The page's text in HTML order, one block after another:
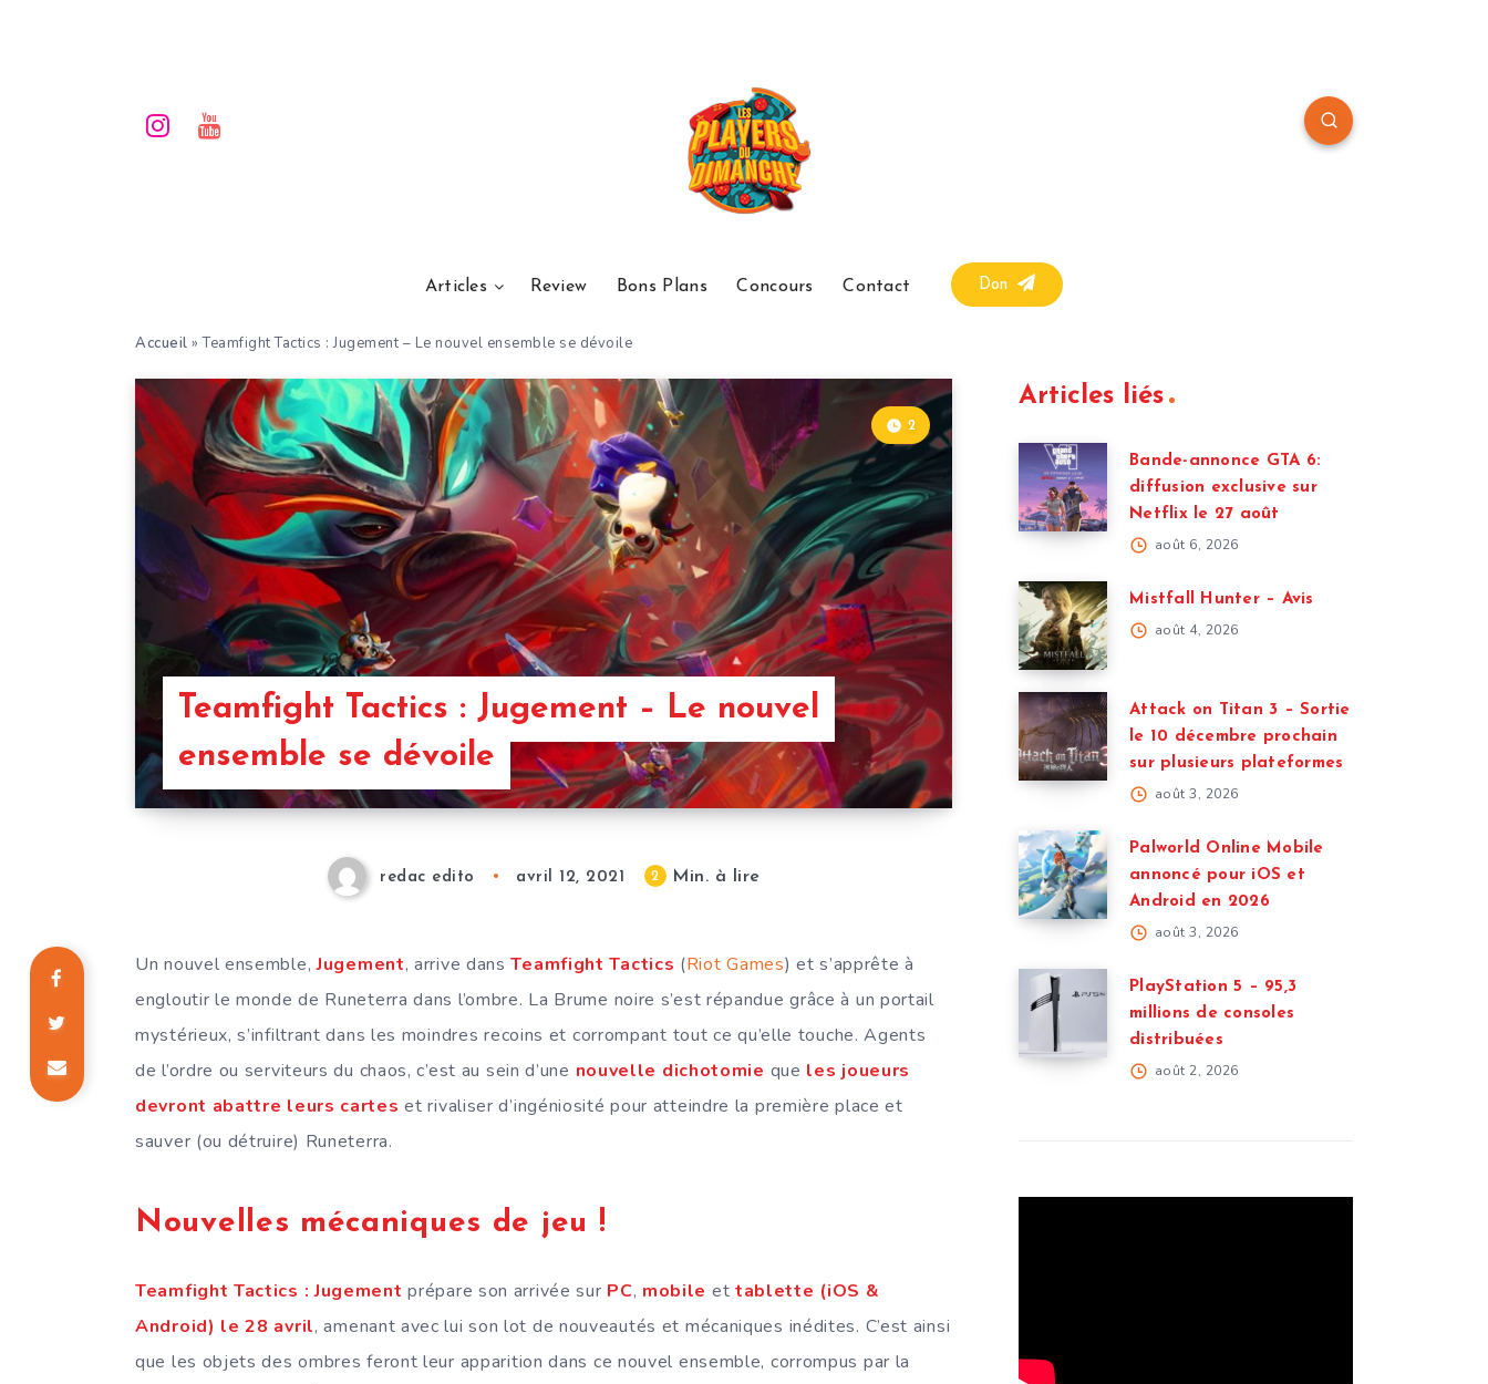
Articles Review Bons Plans Concours Contact Don
Accueil »Teamfight Tactics : Jugement – Le nouvel ensemble se dévoile
Teamfight Tactics : Jugement – Le nouvel
ensemble se dévoile
2
redac edito avril 12, 2021 2 Min. à lire
Un nouvel ensemble,Jugement, arrive dansTeamfight Tactics (Riot Games) et s’apprête à
engloutir le monde de Runeterra dans l’ombre. La Brume noire s’est répandue grâce à un portail
mystérieux, s’infiltrant dans les moindres recoins et corrompant tout ce qu’elle touche. Agents
de l’ordre ou serviteurs du chaos, c’est au sein d’une nouvelle dichotomie que les joueurs
devront abattre leurs cartes et rivaliser d’ingéniosité pour atteindre la première place et
sauver (ou détruire) Runeterra.
Nouvelles mécaniques de jeu !
Teamfight Tactics : Jugementprépare son arrivée sur PC, mobile et tablette (iOS &
Android) le 28 avril, amenant avec lui son lot de nouveautés et mécaniques inédites. C’est ainsi
que les objets des ombres feront leur apparition dans ce nouvel ensemble, corrompus par la
Articles liés
Bande-annonce GTA 6:
diffusion exclusive sur
Netflix le 27 août
août 6, 2026
Mistfall Hunter – Avis
août 4, 2026
Attack on Titan 3 – Sortie
le 10 décembre prochain
sur plusieurs plateformes
août 3, 2026
Palworld Online Mobile
annoncé pour iOS et
Android en 2026
août 3, 2026
PlayStation 5 – 95,3
millions de consoles
distribuées
août 2, 2026